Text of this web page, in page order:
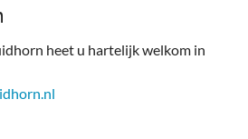
heet u hartelijk welkom in